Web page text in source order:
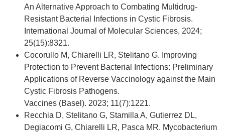
An Alternative Approach to Combating Multidrug-
Resistant Bacterial Infections in Cystic Fibrosis.
International Journal of Molecular Sciences, 2024;
25(15):8321.
Cocorullo M, Chiarelli LR, Stelitano G. Improving
Protection to Prevent Bacterial Infections: Preliminary
Applications of Reverse Vaccinology against the Main
Cystic Fibrosis Pathogens.
Vaccines (Basel). 2023; 11(7):1221.
Recchia D, Stelitano G, Stamilla A, Gutierrez DL,
Degiacomi G, Chiarelli LR, Pasca MR. Mycobacterium